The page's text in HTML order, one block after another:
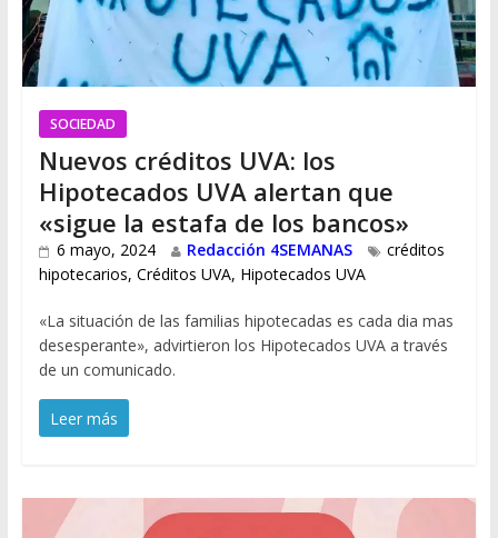
SOCIEDAD
Nuevos créditos UVA: los
Hipotecados UVA alertan que
«sigue la estafa de los bancos»
6 mayo, 2024 Redacción 4SEMANAS
créditos
hipotecarios, Créditos UVA, Hipotecados UVA
«La situación de las familias hipotecadas es cada dia mas
desesperante», advirtieron los Hipotecados UVA a través
de un comunicado.
Leer más